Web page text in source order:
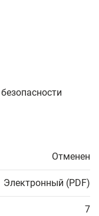
Отменен
Электронный (PDF)
7